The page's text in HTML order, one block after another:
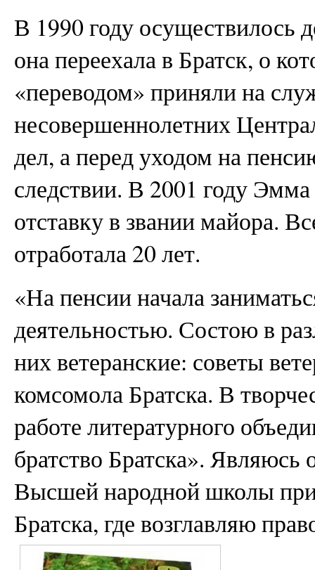
В 1990 году осуществилось
она переехала в Братск, о
«переводом» приняли на
несовершеннолетних
дел, а перед уходом на
следствии. В 2001 году
отставку в звании майора.
отработала 20 лет.
«На пенсии начала
деятельностью. Состою в
них ветеранские: советы
комсомола Братска. В
работе литературного
братство Братска». Являюсь
Высшей народной школы при
Братска, где возглавляю